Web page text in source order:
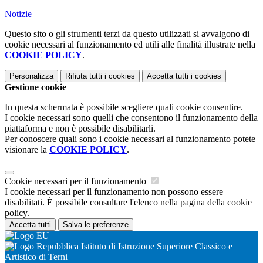
Notizie
Questo sito o gli strumenti terzi da questo utilizzati si avvalgono di
cookie necessari al funzionamento ed utili alle finalità illustrate nella
COOKIE POLICY.
Personalizza Rifiuta tutti i cookies Accetta tutti i cookies
Gestione cookie
In questa schermata è possibile scegliere quali cookie consentire.
I cookie necessari sono quelli che consentono il funzionamento della
piattaforma e non è possibile disabilitarli.
Per conoscere quali sono i cookie necessari al funzionamento potete
visionare la COOKIE POLICY.
Cookie necessari per il funzionamento
I cookie necessari per il funzionamento non possono essere
disabilitati. È possibile consultare l'elenco nella pagina della cookie
policy.
Accetta tutti Salva le preferenze
Istituto di Istruzione Superiore Classico e
Artistico di Terni